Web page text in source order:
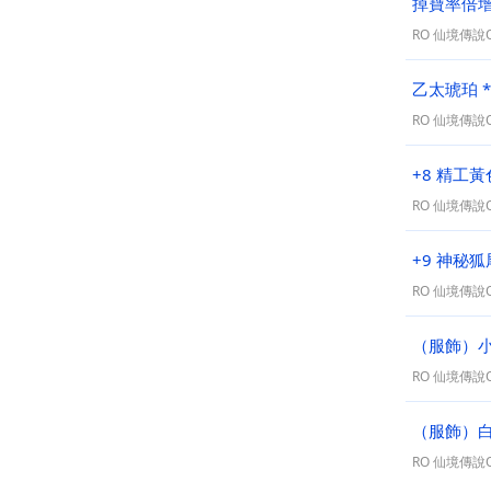
RO 仙境傳
乙太琥珀
RO 仙境傳
+8 精工黃
RO 仙境傳
+9 神秘狐
RO 仙境傳
（服飾
RO 仙境傳
（服飾
RO 仙境傳